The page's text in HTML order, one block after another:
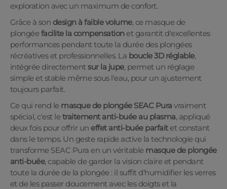
exploration avec un maximum de confort.
Grâce à son design à faible volume, ce masque de
plongéefacilite la compensationet garantit d'excellentes
performances pendant toute la durée des plongées
récréatives et professionnelles. La boucle 3D réglable,
intégrée directementsur la jupe, permet un réglage
simple et stable même sous l'eau, pour un ajustement
toujours parfait.
Ce qui rend le masque de plongée SEAC Pura vraiment
spécial, c'est letraitement anti-buée au plasma, appliqué
deux fois pour offrir un effet anti-buée parfaitet constant
dans le temps. Un geste rapide active la technologie qui
transforme SEAC Pura en un véritable masque de plongée
anti-buée, capable de garder la vision claire et pendant
toute la durée de la plongée : il suffit d'humidifier les verres
et de les passer doucement avec les doigts et la